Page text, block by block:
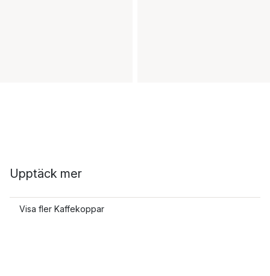
Upptäck mer
Visa fler Kaffekoppar